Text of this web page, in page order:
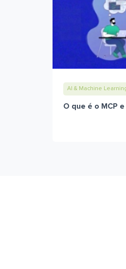
AI & Machine
O que é o MCP